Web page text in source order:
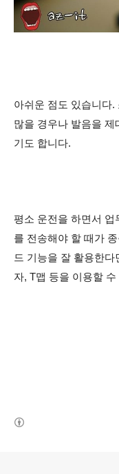
아쉬운 점도 있습니다.
많을 경우나 발음을 제
기도 합니다.
평소 운전을 하면서 업
를 전송해야 할 때가
드 기능을 잘 활용한
자, T맵 등을 이용할